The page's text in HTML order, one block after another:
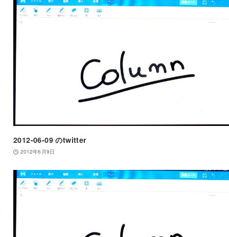
2012-06-09 のtwitter
2012年6月9日